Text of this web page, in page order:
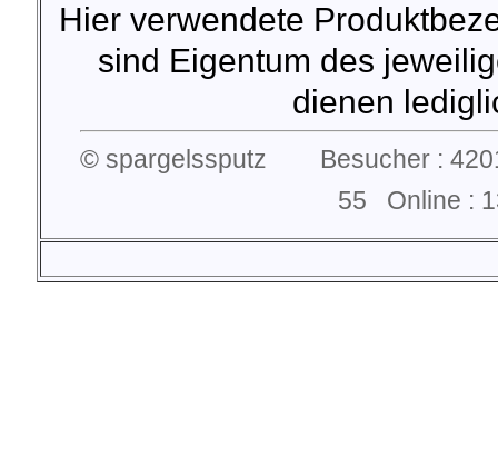
Hier verwendete
sind Eigentum des
dienen
© spargelssputz Besucher :
55 Online